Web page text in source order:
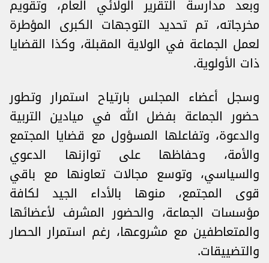
وبعد مدارسة التقرير الولائي العام، وتقويم
مخرجاته، تم تحديد التوجهات الكبرى المؤطرة
لعمل الجماعة في الولاية المقبلة، وكذا القضايا
ذات الأولوية.
وسجل أعضاء المجلس بارتياح استمرار وتطور
حضور الجماعة بفضل الله في ميادين التربية
والدعوة، وتفاعلها المسؤول مع قضايا المجتمع
والأمة، وحفاظها على توازنها الدعوي
والسياسي، وتوسع مجالات تعاونها مع باقي
قوى المجتمع، منوها بالأداء الجيد لكافة
مؤسسات الجماعة، والحضور المشرف لأعضائها
والمتعاطفين مع مشروعها، رغم استمرار الحصار
والتضييقات.